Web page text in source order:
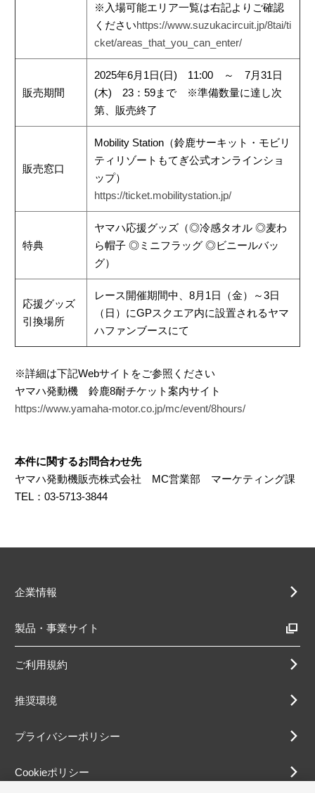
※入場可能エリア一覧は右記よりご確認
くださいhttps://www.suzukacircuit.jp/8tai/ti
cket/areas_that_you_can_enter/
販売期間
2025年6月1日(日) 11:00 ～ 7月31日
(木) 23：59まで ※準備数量に達し次
第、販売終了
販売窓口
Mobility Station（鈴鹿サーキット・モビリ
ティリゾートもてぎ公式オンラインショ
ップ）
https://ticket.mobilitystation.jp/
特典
ヤマハ応援グッズ（◎冷感タオル ◎麦わ
ら帽子 ◎ミニフラッグ ◎ビニールバッ
グ）
応援グッズ
引換場所
レース開催期間中、8月1日（金）～3日
（日）にGPスクエア内に設置されるヤマ
ハファンブースにて
※詳細は下記Webサイトをご参照ください
ヤマハ発動機 鈴鹿8耐チケット案内サイト
https://www.yamaha-motor.co.jp/mc/event/8hours/
本件に関するお問合わせ先
ヤマハ発動機販売株式会社 MC営業部 マーケティング課
TEL：03-5713-3844
企業情報
製品・事業サイト
ご利用規約
推奨環境
プライバシーポリシー
Cookieポリシー